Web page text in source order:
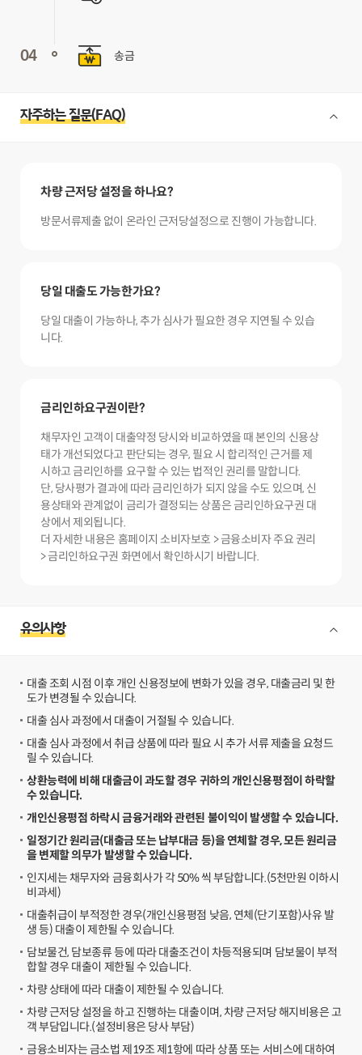
04 송금
자주하는 질문(FAQ)
차량 근저당 설정을 하나요?
방문서류제출 없이 온라인 근저당설정으로 진행이 가능합니다.
당일 대출도 가능한가요?
당일 대출이 가능하나, 추가 심사가 필요한 경우 지연될 수 있습
니다.
금리인하요구권이란?
채무자인 고객이 대출약정 당시와 비교하였을 때 본인의 신용상
태가 개선되었다고 판단되는 경우, 필요 시 합리적인 근거를 제
시하고 금리인하를 요구할 수 있는 법적인 권리를 말합니다.
단, 당사평가 결과에 따라 금리인하가 되지 않을 수도 있으며, 신
용상태와 관계없이 금리가 결정되는 상품은 금리인하요구권 대
상에서 제외됩니다.
더 자세한 내용은 홈페이지 소비자보호 > 금융소비자 주요 권리
> 금리인하요구권 화면에서 확인하시기 바랍니다.
유의사항
대출 조회 시점 이후 개인 신용정보에 변화가 있을 경우, 대출금리 및 한
도가 변경될 수 있습니다.
대출 심사 과정에서 대출이 거절될 수 있습니다.
대출 심사 과정에서 취급 상품에 따라 필요 시 추가 서류 제출을 요청드
릴 수 있습니다.
상환능력에 비해 대출금이 과도할 경우 귀하의 개인신용평점이 하락할
수 있습니다.
개인신용평점 하락시 금융거래와 관련된 불이익이 발생할 수 있습니다.
일정기간 원리금(대출금 또는 납부대금 등)을 연체할 경우, 모든 원리금
을 변제할 의무가 발생할 수 있습니다.
인지세는 채무자와 금융회사가 각 50% 씩 부담합니다.(5천만원 이하시
비과세)
대출취급이 부적정한 경우(개인신용평점 낮음, 연체(단기포함)사유 발
생 등) 대출이 제한될 수 있습니다.
담보물건, 담보종류 등에 따라 대출조건이 차등적용되며 담보물이 부적
합할 경우 대출이 제한될 수 있습니다.
차량 상태에 따라 대출이 제한될 수 있습니다.
차량 근저당 설정을 하고 진행하는 대출이며, 차량 근저당 해지비용은 고
객 부담입니다.(설정비용은 당사 부담)
금융소비자는 금소법 제19조 제1항에 따라 상품 또는 서비스에 대하여